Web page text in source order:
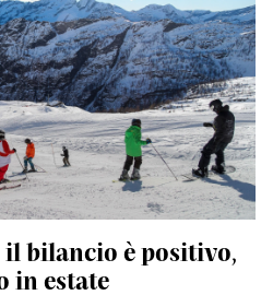
bilancio è positivo,
in estate